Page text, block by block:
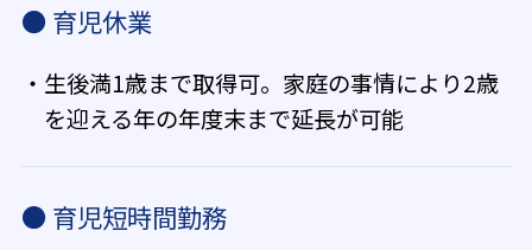
● 育児休業
・生後満1歳まで取得可。家庭の事情により2歳
を迎える年の年度末まで延長が可能
● 育児短時間勤務